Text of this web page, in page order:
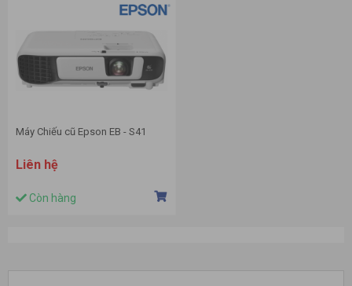
Máy Chiếu cũ Epson EB - S41
Liên hệ
Còn hàng